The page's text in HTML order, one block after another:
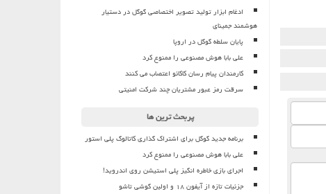
ادغام ابزار تولید تصویر اختصاصی گوگل در دستیار
هوشمند جمینای
پایان سلطه گوگل در اروپا
علی بابا هوش مصنوعی را ممنوع کرد
کارمندان پیام رسان کاکائو اعتصاب می کنند
سرقت رمز عبور مشتریان چند شرکت امنیتی
پربحث ترین ها
برنامه جدید گوگل برای اشتراک گذاری کاتالوگ پلی استور
علی بابا هوش مصنوعی را ممنوع کرد
اجرای بازی خاطره انگیز پلی استیشن روی اندروید!
جزئیات تازه از آیفون ۱۸ و اولین گوشی تاشو